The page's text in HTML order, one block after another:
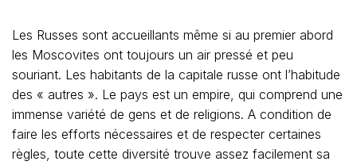
Les Russes sont accueillants même si au premier abord
les Moscovites ont toujours un air pressé et peu
souriant. Les habitants de la capitale russe ont l’habitude
des « autres ». Le pays est un empire, qui comprend une
immense variété de gens et de religions. A condition de
faire les efforts nécessaires et de respecter certaines
règles, toute cette diversité trouve assez facilement sa